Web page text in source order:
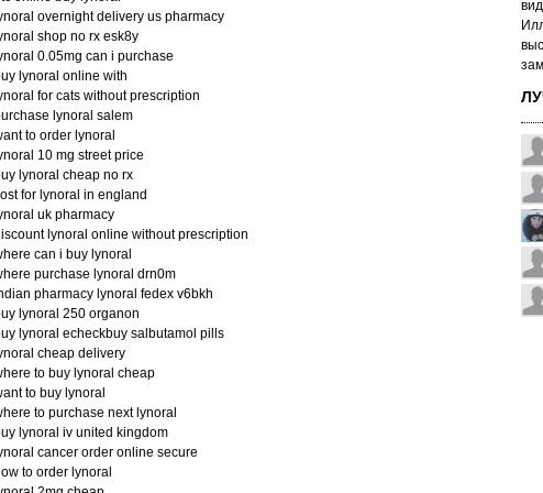
overnight delivery us pharmacy
shop no rx esk8y
0.05mg can i purchase
lynoral online with
for cats without prescription
lynoral salem
to order lynoral
10 mg street price
lynoral cheap no rx
for lynoral in england
uk pharmacy
lynoral online without prescription
can i buy lynoral
purchase lynoral drn0m
pharmacy lynoral fedex v6bkh
lynoral 250 organon
lynoral echeckbuy salbutamol pills
cheap delivery
to buy lynoral cheap
to buy lynoral
to purchase next lynoral
lynoral iv united kingdom
cancer order online secure
to order lynoral